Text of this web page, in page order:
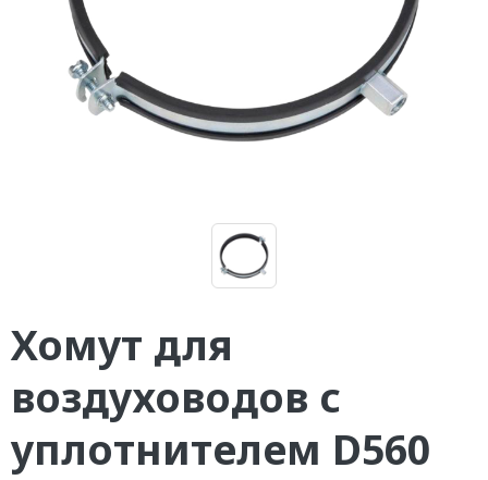
Хомут для
воздуховодов с
уплотнителем D560